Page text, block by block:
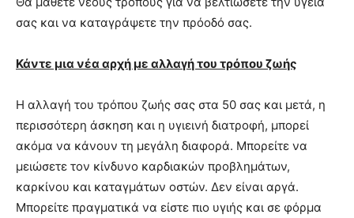
σας και να καταγράψετε την πρόοδό σας.
Κάντε μια νέα αρχή με αλλαγή του τρόπου ζωής
Η αλλαγή του τρόπου ζωής σας στα 50 σας και μετά, η
περισσότερη άσκηση και η υγιεινή διατροφή, μπορεί
ακόμα να κάνουν τη μεγάλη διαφορά. Μπορείτε να
μειώσετε τον κίνδυνο καρδιακών προβλημάτων,
καρκίνου και καταγμάτων οστών. Δεν είναι αργά.
Μπορείτε πραγματικά να είστε πιο υγιής και σε φόρμα